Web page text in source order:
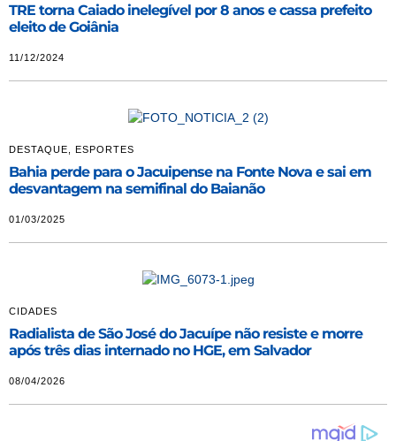
TRE torna Caiado inelegível por 8 anos e cassa prefeito
eleito de Goiânia
11/12/2024
DESTAQUE ESPORTES
Bahia perde para o Jacuipense na Fonte Nova e sai em
desvantagem na semifinal do Baianão
01/03/2025
CIDADES
Radialista de São José do Jacuípe não resiste e morre
após três dias internado no HGE, em Salvador
08/04/2026